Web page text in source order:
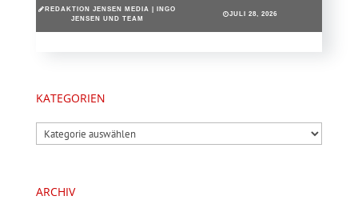
REDAKTION JENSEN MEDIA | INGO
JENSEN UND TEAM
JULI 28, 2026
KATEGORIEN
Kategorien
ARCHIV